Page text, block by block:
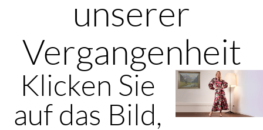
unserer
Vergangenheit
Klicken Sie
auf das Bild,